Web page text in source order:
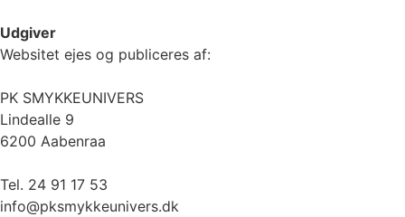
Udgiver
Websitet ejes og publiceres af:
PK SMYKKEUNIVERS
Lindealle 9
6200 Aabenraa
Tel. 24 91 17 53
info@pksmykkeunivers.dk